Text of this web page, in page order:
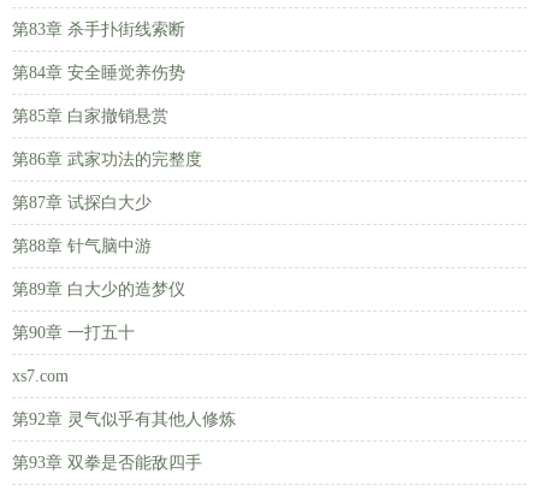
第83章 杀手扑街线索断
第84章 安全睡觉养伤势
第85章 白家撤销悬赏
第86章 武家功法的完整度
第87章 试探白大少
第88章 针气脑中游
第89章 白大少的造梦仪
第90章 一打五十
xs7.com
第92章 灵气似乎有其他人修炼
第93章 双拳是否能敌四手